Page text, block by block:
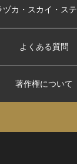
ヅカ・スカイ ・ス
よくある質問
著作権について